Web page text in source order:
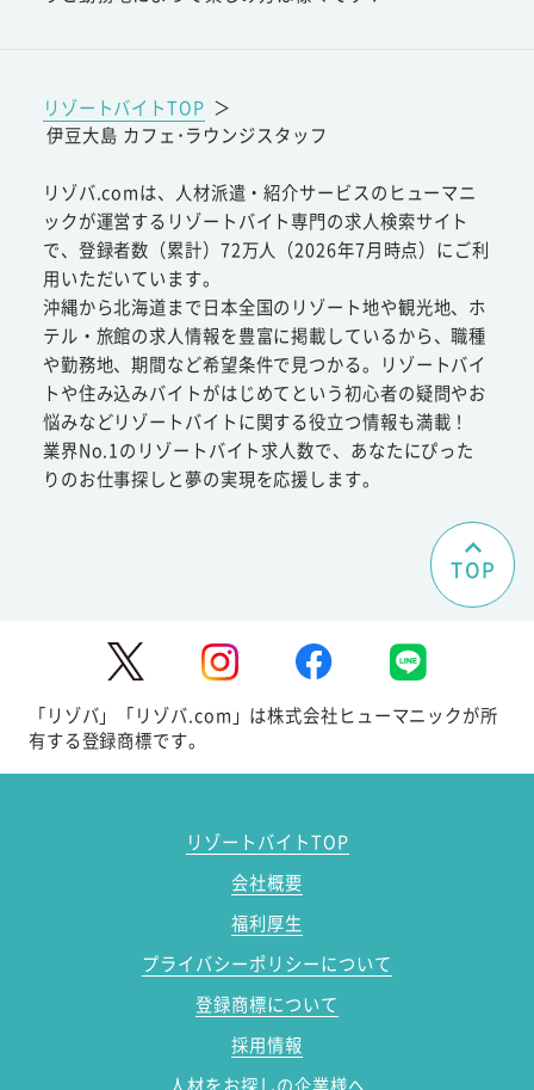
リゾートバイトTOP ＞
伊豆大島 カフェ･ラウンジスタッフ
リゾバ.comは、人材派遣・紹介サービスのヒューマニ
ックが運営するリゾートバイト専門の求人検索サイト
で、登録者数（累計）72万人（2026年7月時点）にご利
用いただいています。
沖縄から北海道まで日本全国のリゾート地や観光地、ホ
テル・旅館の求人情報を豊富に掲載しているから、職種
や勤務地、期間など希望条件で見つかる。リゾートバイ
トや住み込みバイトがはじめてという初心者の疑問やお
悩みなどリゾートバイトに関する役立つ情報も満載！
業界No.1のリゾートバイト求人数で、あなたにぴった
りのお仕事探しと夢の実現を応援します。
TOP
「リゾバ」「リゾバ.com」は株式会社ヒューマニックが所
有する登録商標です。
リゾートバイトTOP
会社概要
福利厚生
プライバシーポリシーについて
登録商標について
採用情報
人材をお探しの企業様へ